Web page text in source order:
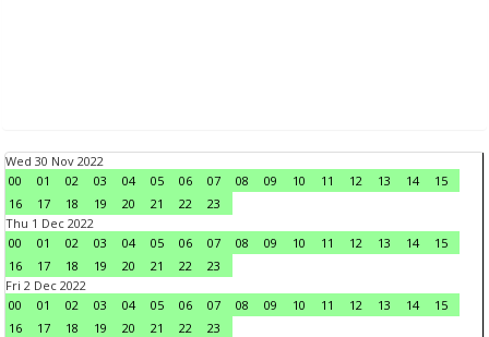
Wed 30 Nov 2022
00
01 02 03 04 05 06 07 08 09 10 11 12 13 14
15
16
17 18 19 20 21 22
23
Thu 1 Dec 2022
00
01 02 03 04 05 06 07 08 09 10 11 12 13 14
15
16
17 18 19 20 21 22
23
Fri 2 Dec 2022
00
01 02 03 04 05 06 07 08 09 10 11 12 13 14
15
16
17 18 19 20 21 22
23